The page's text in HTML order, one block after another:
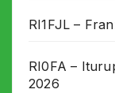
RI1FJL –
RI0FA –
2026